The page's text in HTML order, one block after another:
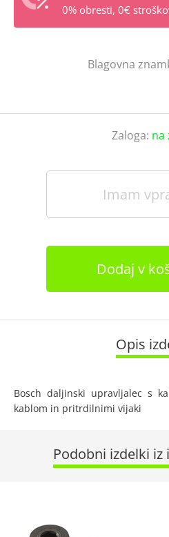
0% obresti, 0€
Blagovna
Zaloga: na
Imam
Dodaj v
Opis
Bosch daljinski upravljalec s
kablom in pritrdilnimi vijaki
Podobni izdelki